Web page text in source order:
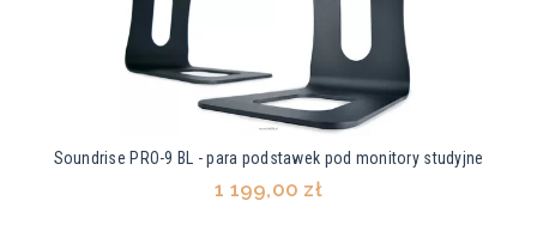
Soundrise PRO-9 BL - para podstawek pod monitory studyjne
1 199,00 zł